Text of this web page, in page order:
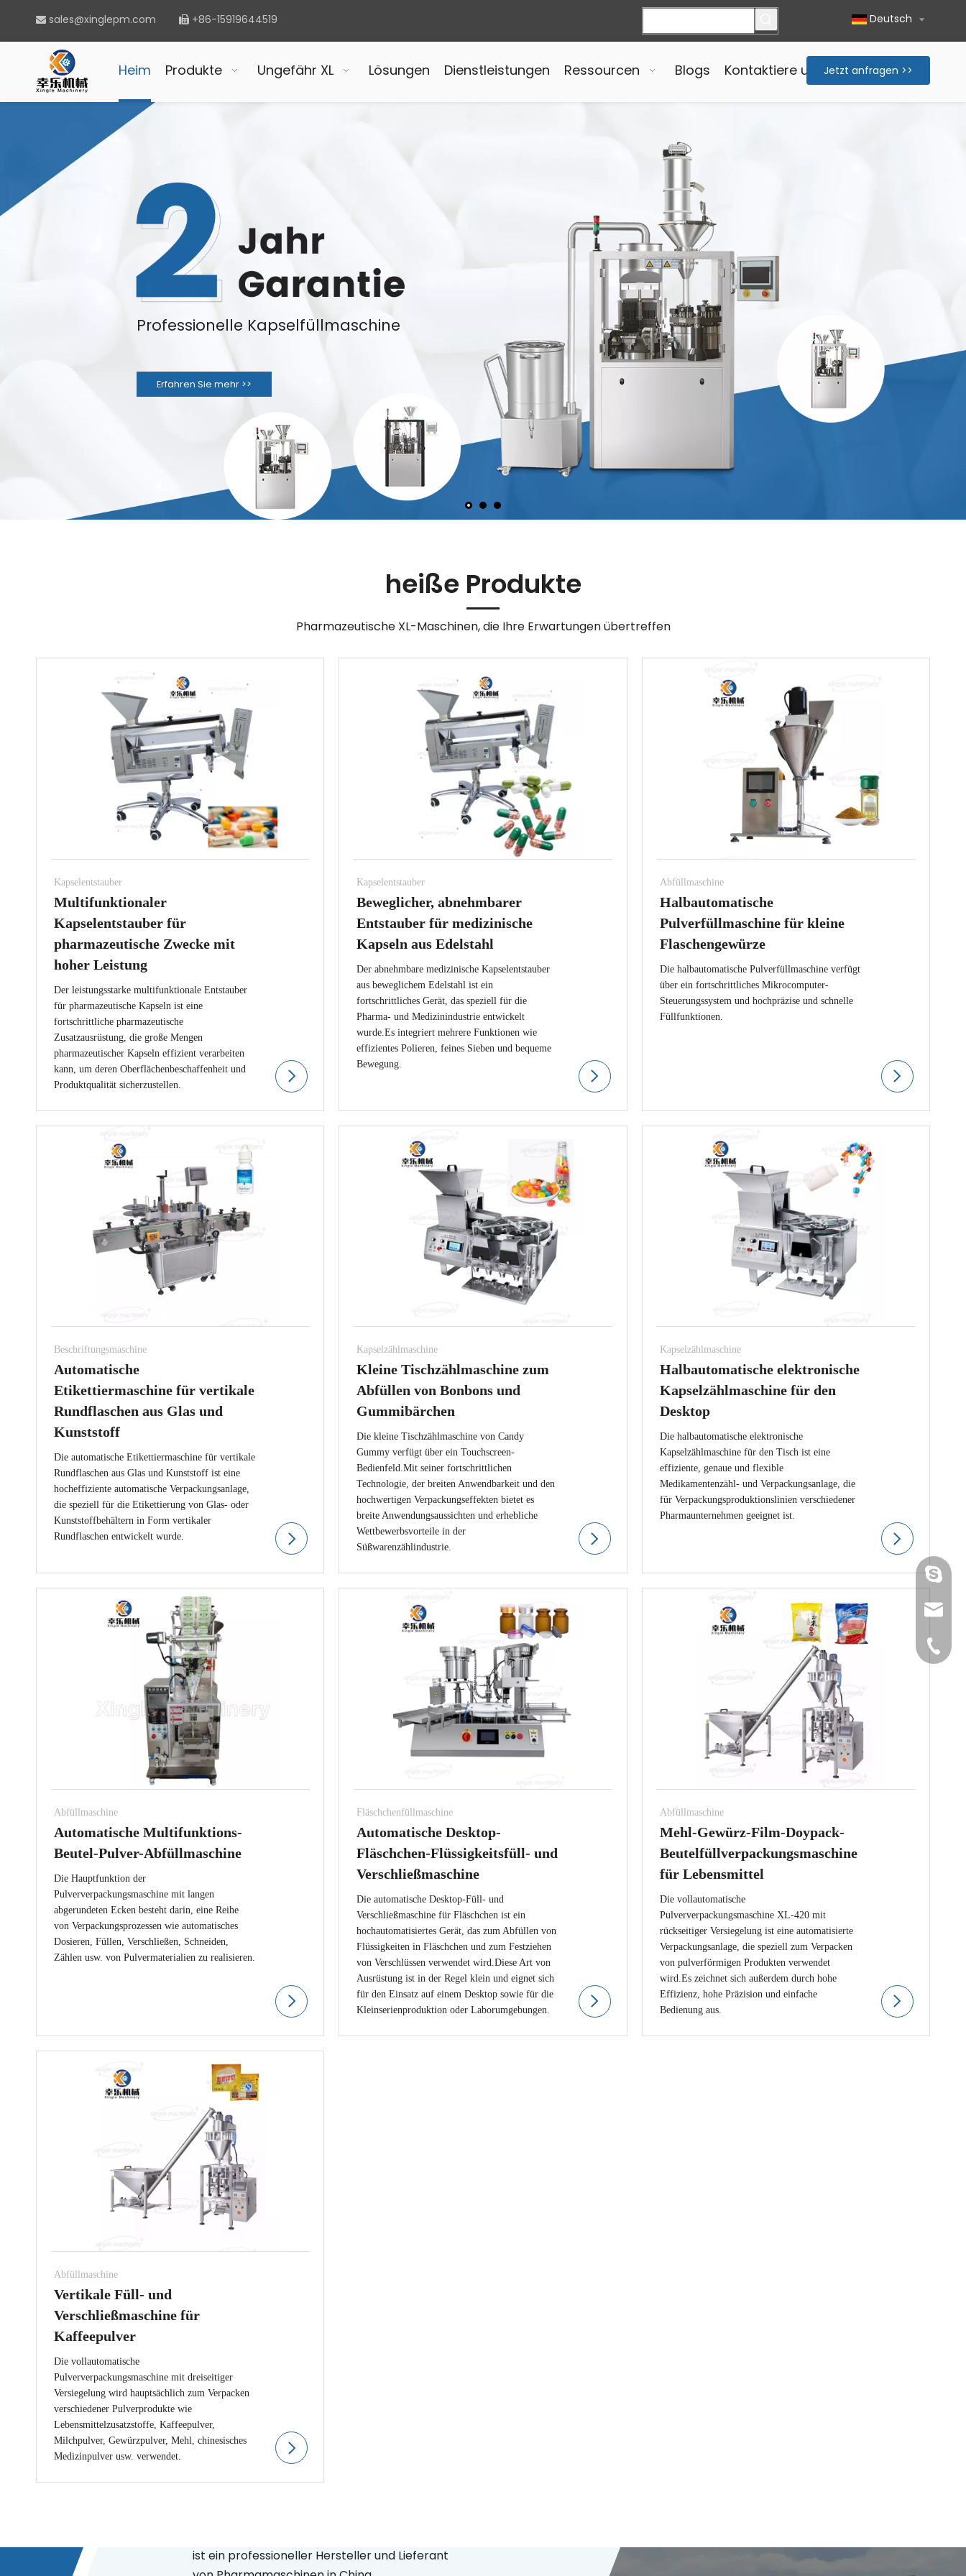
 sales@xinglepm.com  +86-15919644519 Deutsch
Heim Produkte Ungefähr XL Lösungen Dienstleistungen Ressourcen Blogs Kontaktiere unsJetzt anfragen >>
Professionelle Kapselfüllmaschine
Erfahren Sie mehr >>
heiße Produkte
Pharmazeutische XL-Maschinen, die Ihre Erwartungen übertreffen
Kapselentstauber
Multifunktionaler
Kapselentstauber für
pharmazeutische Zwecke mit
hoher Leistung
Der leistungsstarke multifunktionale Entstauber
für pharmazeutische Kapseln ist eine
fortschrittliche pharmazeutische
Zusatzausrüstung, die große Mengen
pharmazeutischer Kapseln effizient verarbeiten
kann, um deren Oberflächenbeschaffenheit und
Produktqualität sicherzustellen.
Kapselentstauber
Beweglicher, abnehmbarer
Entstauber für medizinische
Kapseln aus Edelstahl
Der abnehmbare medizinische Kapselentstauber
aus beweglichem Edelstahl ist ein
fortschrittliches Gerät, das speziell für die
Pharma- und Medizinindustrie entwickelt
wurde.Es integriert mehrere Funktionen wie
effizientes Polieren, feines Sieben und bequeme
Bewegung.
Abfüllmaschine
Halbautomatische
Pulverfüllmaschine für kleine
Flaschengewürze
Die halbautomatische Pulverfüllmaschine verfügt
über ein fortschrittliches Mikrocomputer-
Steuerungssystem und hochpräzise und schnelle
Füllfunktionen.
Beschriftungsmaschine
Automatische
Etikettiermaschine für vertikale
Rundflaschen aus Glas und
Kunststoff
Die automatische Etikettiermaschine für vertikale
Rundflaschen aus Glas und Kunststoff ist eine
hocheffiziente automatische Verpackungsanlage,
die speziell für die Etikettierung von Glas- oder
Kunststoffbehältern in Form vertikaler
Rundflaschen entwickelt wurde.
Kapselzählmaschine
Kleine Tischzählmaschine zum
Abfüllen von Bonbons und
Gummibärchen
Die kleine Tischzählmaschine von Candy
Gummy verfügt über ein Touchscreen-
Bedienfeld.Mit seiner fortschrittlichen
Technologie, der breiten Anwendbarkeit und den
hochwertigen Verpackungseffekten bietet es
breite Anwendungsaussichten und erhebliche
Wettbewerbsvorteile in der
Süßwarenzählindustrie.
Kapselzählmaschine
Halbautomatische elektronische
Kapselzählmaschine für den
Desktop
Die halbautomatische elektronische
Kapselzählmaschine für den Tisch ist eine
effiziente, genaue und flexible
Medikamentenzähl- und Verpackungsanlage, die
für Verpackungsproduktionslinien verschiedener
Pharmaunternehmen geeignet ist.
Abfüllmaschine
Automatische Multifunktions-
Beutel-Pulver-Abfüllmaschine
Die Hauptfunktion der
Pulververpackungsmaschine mit langen
abgerundeten Ecken besteht darin, eine Reihe
von Verpackungsprozessen wie automatisches
Dosieren, Füllen, Verschließen, Schneiden,
Zählen usw. von Pulvermaterialien zu realisieren.
Fläschchenfüllmaschine
Automatische Desktop-
Fläschchen-Flüssigkeitsfüll- und
Verschließmaschine
Die automatische Desktop-Füll- und
Verschließmaschine für Fläschchen ist ein
hochautomatisiertes Gerät, das zum Abfüllen von
Flüssigkeiten in Fläschchen und zum Festziehen
von Verschlüssen verwendet wird.Diese Art von
Ausrüstung ist in der Regel klein und eignet sich
für den Einsatz auf einem Desktop sowie für die
Kleinserienproduktion oder Laborumgebungen.
Abfüllmaschine
Mehl-Gewürz-Film-Doypack-
Beutelfüllverpackungsmaschine
für Lebensmittel
Die vollautomatische
Pulververpackungsmaschine XL-420 mit
rückseitiger Versiegelung ist eine automatisierte
Verpackungsanlage, die speziell zum Verpacken
von pulverförmigen Produkten verwendet
wird.Es zeichnet sich außerdem durch hohe
Effizienz, hohe Präzision und einfache
Bedienung aus.
Abfüllmaschine
Vertikale Füll- und
Verschließmaschine für
Kaffeepulver
Die vollautomatische
Pulververpackungsmaschine mit dreiseitiger
Versiegelung wird hauptsächlich zum Verpacken
verschiedener Pulverprodukte wie
Lebensmittelzusatzstoffe, Kaffeepulver,
Milchpulver, Gewürzpulver, Mehl, chinesisches
Medizinpulver usw. verwendet.
von
ist ein professioneller Hersteller und Lieferant
+86-